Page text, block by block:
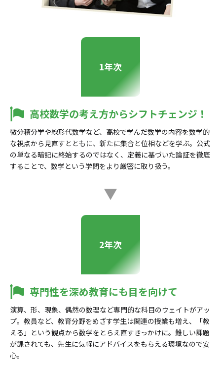
1年次
高校数学の考え方からシフトチェンジ！
微分積分学や線形代数学など、高校で学んだ数学の内容を数学的
な視点から見直すとともに、新たに集合と位相などを学ぶ。公式
の単なる暗記に終始するのではなく、定義に基づいた論証を徹底
することで、数学という学問をより厳密に取り扱う。
2年次
専門性を深め教育にも目を向けて
演算、形、現象、偶然の数理など専門的な科目のウェイトがアッ
プ。教員など、教育分野をめざす学生は関連の授業も増え、「教
える」という観点から数学をとらえ直すきっかけに。難しい課題
が課されても、先生に気軽にアドバイスをもらえる環境なので安
心。